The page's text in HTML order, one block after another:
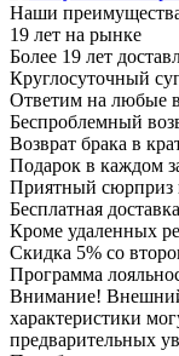
Наши
19 лет на рынке
Более 19 лет
Круглосуточный
Ответим на любые
Беспроблемный
Возврат брака в
Подарок в каждом
Приятный сюрприз
Бесплатная
Кроме удаленных
Скидка 5% со
Программа
Внимание!
характеристики
предварительных